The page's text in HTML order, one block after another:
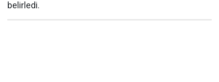
belirledi.